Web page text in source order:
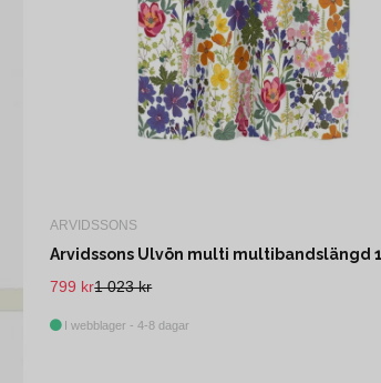
ARVIDSSONS
Arvidssons Ulvön multi multibandslängd
1 023 kr
799 kr
I webblager - 4-8 dagar